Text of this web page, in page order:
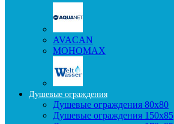
AVACAN
МОНОМАХ
Душевые ограждения
Душевые ограждения 80x80
Душевые ограждения 150x85